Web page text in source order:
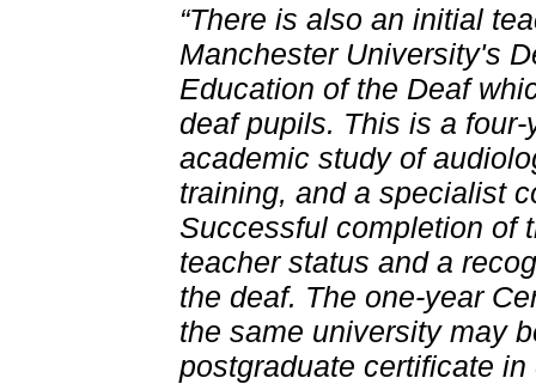
“There is also an initial
Manchester University's
Education of the Deaf
deaf pupils. This is a
academic study of
training, and a specialist
Successful completion of
teacher status and a
the deaf. The one-year
the same university may
postgraduate certificate